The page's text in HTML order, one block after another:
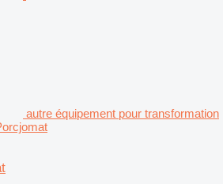
autre équipement pour transformation